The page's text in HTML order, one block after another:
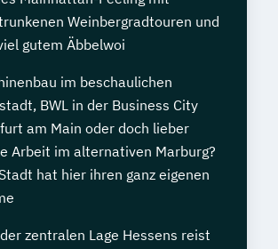
Weinbergradtouren und
gutem Äbbelwoi
im beschaulichen
BWL in der Business City
am Main oder doch lieber
Arbeit im alternativen Marburg?
hat hier ihren ganz eigenen
zentralen Lage Hessens reist